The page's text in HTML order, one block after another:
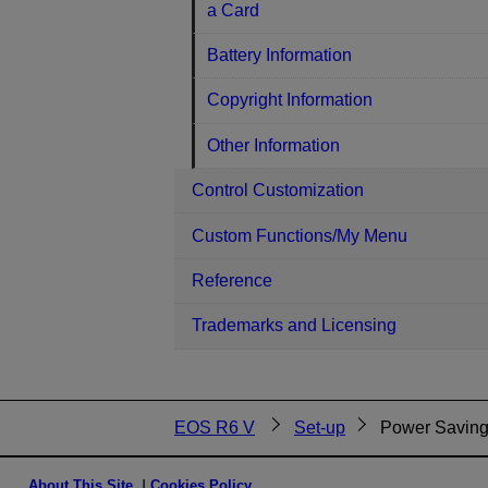
a Card
Battery Information
Copyright Information
Other Information
Control Customization
Custom Functions/My Menu
Reference
Trademarks and Licensing
EOS R6 V Set-up Power Saving
About This Site Cookies Policy